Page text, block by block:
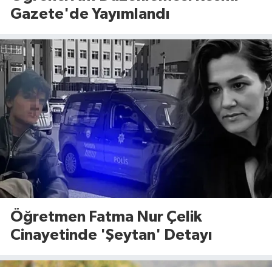
Gazete'de Yayımlandı
Öğretmen Fatma Nur Çelik
Cinayetinde 'Şeytan' Detayı